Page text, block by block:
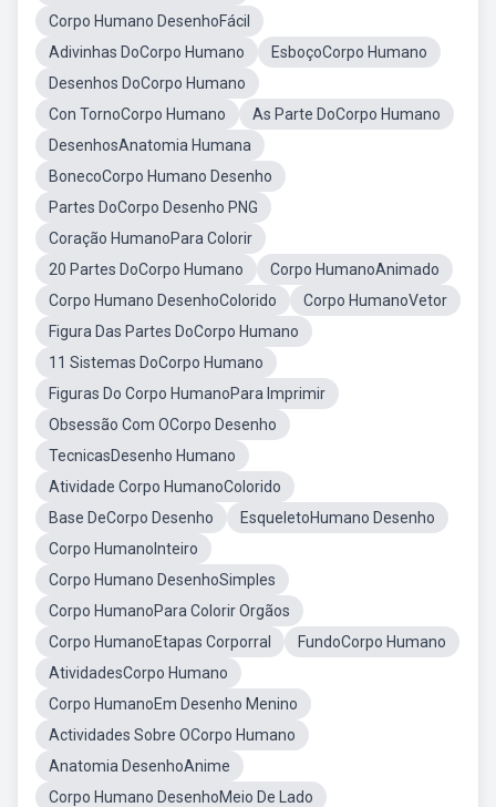
Corpo Humano DesenhoFácil
Adivinhas DoCorpo Humano
EsboçoCorpo Humano
Desenhos DoCorpo Humano
Con TornoCorpo Humano
As Parte DoCorpo Humano
DesenhosAnatomia Humana
BonecoCorpo Humano Desenho
Partes DoCorpo Desenho PNG
Coração HumanoPara Colorir
20 Partes DoCorpo Humano
Corpo HumanoAnimado
Corpo Humano DesenhoColorido
Corpo HumanoVetor
Figura Das Partes DoCorpo Humano
11 Sistemas DoCorpo Humano
Figuras Do Corpo HumanoPara Imprimir
Obsessão Com OCorpo Desenho
TecnicasDesenho Humano
Atividade Corpo HumanoColorido
Base DeCorpo Desenho
EsqueletoHumano Desenho
Corpo HumanoInteiro
Corpo Humano DesenhoSimples
Corpo HumanoPara Colorir Orgãos
Corpo HumanoEtapas Corporral
FundoCorpo Humano
AtividadesCorpo Humano
Corpo HumanoEm Desenho Menino
Actividades Sobre OCorpo Humano
Anatomia DesenhoAnime
Corpo Humano DesenhoMeio De Lado